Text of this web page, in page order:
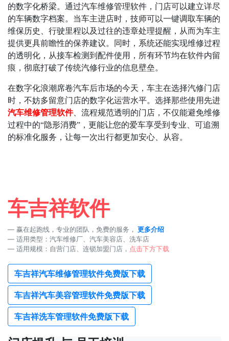
的数字化桥梁。通过汽车维修管理软件，门店可以建立详尽
的车辆数字档案。当车主进店时，技师可以一键调取车辆的
维保历史、行驶里程以及过往的违章处理提醒，从而为车主
提供更具前瞻性的保养建议。同时，系统还能实现维修过程
的透明化，从接车检测到配件使用，所有环节均在软件内留
痕，彻底打破了传统汽修行业的信息壁垒。
在数字化浪潮席卷汽车后市场的今天，车主在选择汽修门店
时，不妨多留意门店的数字化运营水平。选择那些使用先进
汽车维修管理软件、流程规范透明的门店，不仅能避免维修
过程中的“隐形消费” ，更能让您的爱车享受到专业、可追溯
的标准化服务，让每一次出行都更加安心、从容。
车吉祥软件
赢在起跑线，专业的团队，免费的服务， 更多介绍
适用类型：汽车维修厂、汽车美容店、洗车店
适用规模：自营门店、连锁加盟门店， 点击下方下载
车吉祥汽车维修管理软件免费版下载
车吉祥汽车美容管理软件免费版下载
车吉祥洗车管理软件免费版下载